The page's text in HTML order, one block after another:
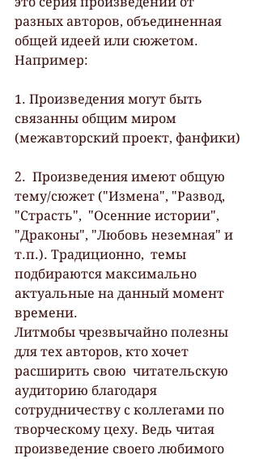
разных авторов, объединенная
общей идеей или сюжетом.
Например:
1. Произведения могут быть
связанны общим миром
(межавторский проект, фанфики)
2.  Произведения имеют общую
тему/сюжет ("Измена", "Развод,
"Страсть",  "Осенние истории",
"Драконы", "Любовь неземная" и
т.п.). Традиционно,  темы
подбираются максимально
актуальные на данный момент
времени.
Литмобы чрезвычайно полезны
для тех авторов, кто хочет
расширить свою  читательскую
аудиторию благодаря
сотрудничеству с коллегами по
творческому цеху. Ведь читая
произведение своего любимого